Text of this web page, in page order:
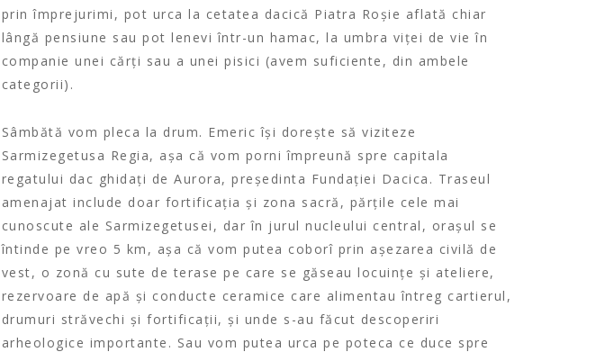
prin împrejurimi, pot urca la cetatea dacică Piatra Roșie aflată chiar
lângă pensiune sau pot lenevi într-un hamac, la umbra viței de vie în
companie unei cărți sau a unei pisici (avem suficiente, din ambele
categorii).
Sâmbătă vom pleca la drum. Emeric își dorește să viziteze
Sarmizegetusa Regia, așa că vom porni împreună spre capitala
regatului dac ghidați de Aurora, președinta Fundației Dacica. Traseul
amenajat include doar fortificația și zona sacră, părțile cele mai
cunoscute ale Sarmizegetusei, dar în jurul nucleului central, orașul se
întinde pe vreo 5 km, așa că vom putea coborî prin așezarea civilă de
vest, o zonă cu sute de terase pe care se găseau locuințe și ateliere,
rezervoare de apă și conducte ceramice care alimentau întreg cartierul,
drumuri străvechi și fortificații, și unde s-au făcut descoperiri
arheologice importante. Sau vom putea urca pe poteca ce duce spre